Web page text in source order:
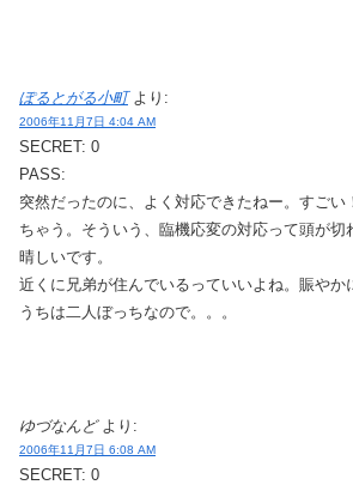
ぽるとがる小町 より:
2006年11月7日 4:04 AM
SECRET: 0
PASS:
突然だったのに、よく対応できたねー。すごい
ちゃう。そういう、臨機応変の対応って頭が切
晴しいです。
近くに兄弟が住んでいるっていいよね。賑やか
うちは二人ぼっちなので。。。
ゆづなんど より:
2006年11月7日 6:08 AM
SECRET: 0